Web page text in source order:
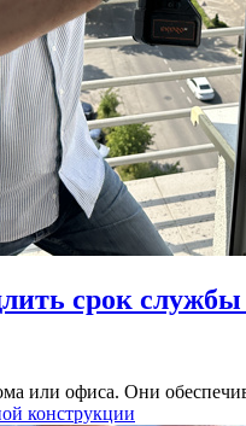
срок
или офиса. Они
конструкции